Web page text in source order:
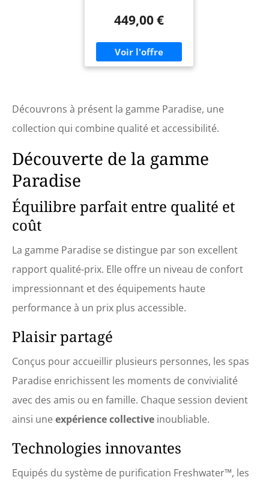
449,00 €
Découvrons à présent la gamme Paradise, une
collection qui combine qualité et accessibilité.
Découverte de la gamme
Paradise
Équilibre parfait entre qualité et
coût
La gamme Paradise se distingue par son excellent
rapport qualité-prix. Elle offre un niveau de confort
impressionnant et des équipements haute
performance à un prix plus accessible.
Plaisir partagé
Conçus pour accueillir plusieurs personnes, les spas
Paradise enrichissent les moments de convivialité
avec des amis ou en famille. Chaque session devient
ainsi uneexpérience collective inoubliable.
Technologies innovantes
Equipés du système de purification Freshwater™, les